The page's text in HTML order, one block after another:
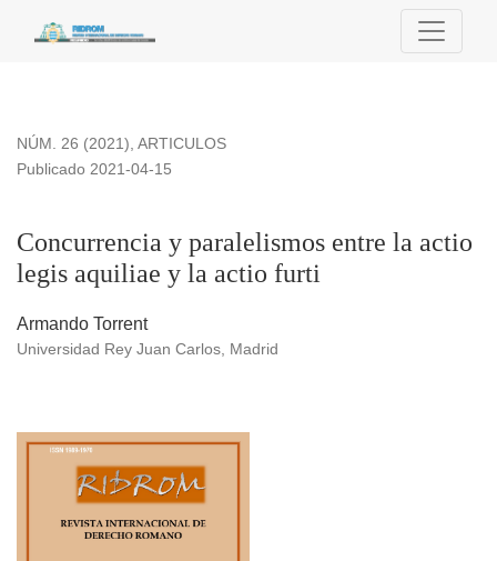
Concurrencia y paralelismos entre la actio legis aquiliae y la
NÚM. 26 (2021), ARTICULOS
Concurrencia y paralelismos entre la actio
legis aquiliae y la actio furti
Publicado 2021-04-15
Armando Torrent
Universidad Rey Juan Carlos, Madrid